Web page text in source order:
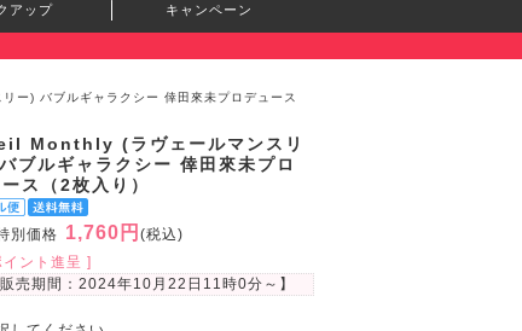
アップ キャンペーン
ー) バブルギャラクシー 倖田來未プロデュース
Monthly (ラヴェールマンスリ
ブルギャラクシー 倖田來未プロ
ス（2枚入り）
別価格 1,760円 (税込)
イント進呈 ]
販売期間： 2024年10月22日11時0分 ～】